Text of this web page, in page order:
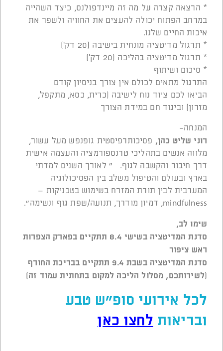
* הרצאה קצרה על מה זה מיינדפולנס, כיצד השהייה
במרחב הפתוח יכולה להעצים את החוויה ולשפר את
איכות החיים שלנו.
* תרגול מדיטציה מונחית בישיבה (20 דק')
* תרגול מדיטציה בהליכה (20 דק')
* סיכום ושיתוף
התרגול מתאים לכולם אין צורך בניסיון קודם
הביאו לכם ציוד נוח לישיבה (כרית, כסא, מתקפל,
מזרון) וביגוד חם במידת הצורך
המנחה-
רוני שליט כהן,
פסיכותרפיסטית גופנפש מעל עשור,
מלווה אנשים בתהליכי טרנספורמציה והעצמה אישית
דרך חיבור והקשבה לגוף. " לאורך השנים למדתי
בארץ ובעולם והטיפול משלב בין הפסיכולוגיה
המערבית לבין תורת המזרח בשימוש בטכניקות –
mindfulness, דמיון מודרך, תנועה/שפת גוף ונשימה".
שימו לב,
סדנת המדיטציה בשישי 8.4 תתקיים בפארק הצפרות
ראש ציפור
סדנת המדיטציה בשבת 9.4 תתקיים בבריכת החורף
(לשירותכם, מסלול הליכה למקום בתחתית עמוד זה)
לכל אירועי סופ"ש טבע
ובריאות לחצו כאן